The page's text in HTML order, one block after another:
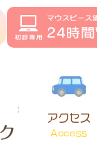
アクセス
Access